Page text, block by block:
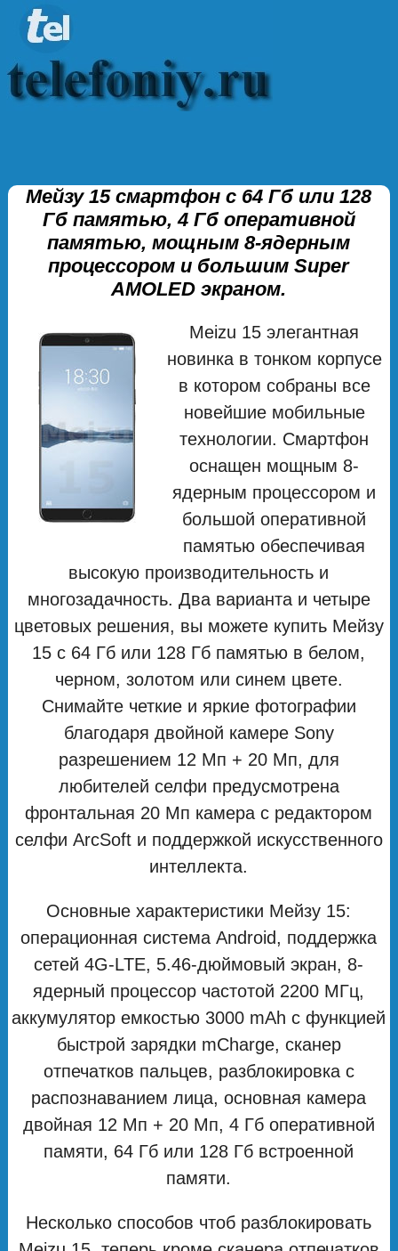
Мейзу 15 смартфон с 64 Гб или 128
Гб памятью, 4 Гб оперативной
памятью, мощным 8-ядерным
процессором и большим Super
AMOLED экраном.
Meizu 15 элегантная
новинка в тонком корпусе
в котором собраны все
новейшие мобильные
технологии. Смартфон
оснащен мощным 8-
ядерным процессором и
большой оперативной
памятью обеспечивая
высокую производительность и
многозадачность. Два варианта и четыре
цветовых решения, вы можете купить Мейзу
15 с 64 Гб или 128 Гб памятью в белом,
черном, золотом или синем цвете.
Снимайте четкие и яркие фотографии
благодаря двойной камере Sony
разрешением 12 Мп + 20 Мп, для
любителей селфи предусмотрена
фронтальная 20 Мп камера с редактором
селфи ArcSoft и поддержкой искусственного
интеллекта.
Основные характеристики Мейзу 15:
операционная система Android, поддержка
сетей 4G-LTE, 5.46-дюймовый экран, 8-
ядерный процессор частотой 2200 МГц,
аккумулятор емкостью 3000 mAh с функцией
быстрой зарядки mCharge, сканер
отпечатков пальцев, разблокировка с
распознаванием лица, основная камера
двойная 12 Мп + 20 Мп, 4 Гб оперативной
памяти, 64 Гб или 128 Гб встроенной
памяти.
Несколько способов чтоб разблокировать